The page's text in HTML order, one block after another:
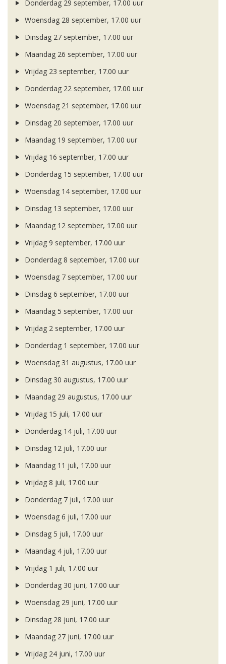
Donderdag 29 september, 17.00 uur
Woensdag 28 september, 17.00 uur
Dinsdag 27 september, 17.00 uur
Maandag 26 september, 17.00 uur
Vrijdag 23 september, 17.00 uur
Donderdag 22 september, 17.00 uur
Woensdag 21 september, 17.00 uur
Dinsdag 20 september, 17.00 uur
Maandag 19 september, 17.00 uur
Vrijdag 16 september, 17.00 uur
Donderdag 15 september, 17.00 uur
Woensdag 14 september, 17.00 uur
Dinsdag 13 september, 17.00 uur
Maandag 12 september, 17.00 uur
Vrijdag 9 september, 17.00 uur
Donderdag 8 september, 17.00 uur
Woensdag 7 september, 17.00 uur
Dinsdag 6 september, 17.00 uur
Maandag 5 september, 17.00 uur
Vrijdag 2 september, 17.00 uur
Donderdag 1 september, 17.00 uur
Woensdag 31 augustus, 17.00 uur
Dinsdag 30 augustus, 17.00 uur
Maandag 29 augustus, 17.00 uur
Vrijdag 15 juli, 17.00 uur
Donderdag 14 juli, 17.00 uur
Dinsdag 12 juli, 17.00 uur
Maandag 11 juli, 17.00 uur
Vrijdag 8 juli, 17.00 uur
Donderdag 7 juli, 17.00 uur
Woensdag 6 juli, 17.00 uur
Dinsdag 5 juli, 17.00 uur
Maandag 4 juli, 17.00 uur
Vrijdag 1 juli, 17.00 uur
Donderdag 30 juni, 17.00 uur
Woensdag 29 juni, 17.00 uur
Dinsdag 28 juni, 17.00 uur
Maandag 27 juni, 17.00 uur
Vrijdag 24 juni, 17.00 uur